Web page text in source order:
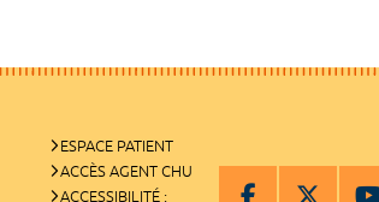
ESPACE PATIENT
ACCÈS AGENT CHU
ACCESSIBILITÉ :